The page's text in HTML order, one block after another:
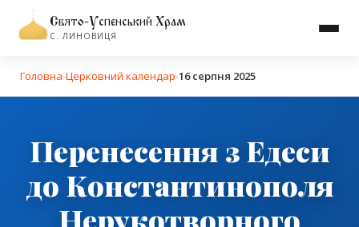
Свято-Успенський Храм
С. ЛИНОВИЦЯ
Головна›Церковний календар›16 серпня 2025
Перенесення з Едеси
до Константинополя
Нерукотворного